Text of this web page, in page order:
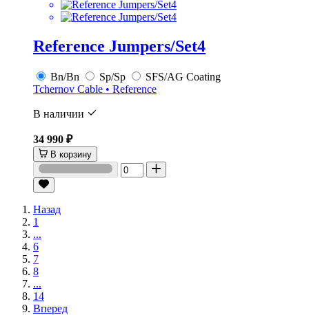
Reference Jumpers/Set4
Bn/Bn Sp/Sp
SFS/AG Coating
Tchernov Cable • Reference
В наличии
34 990 ₽
В корзину
Назад
1
...
6
7
8
...
14
Вперед